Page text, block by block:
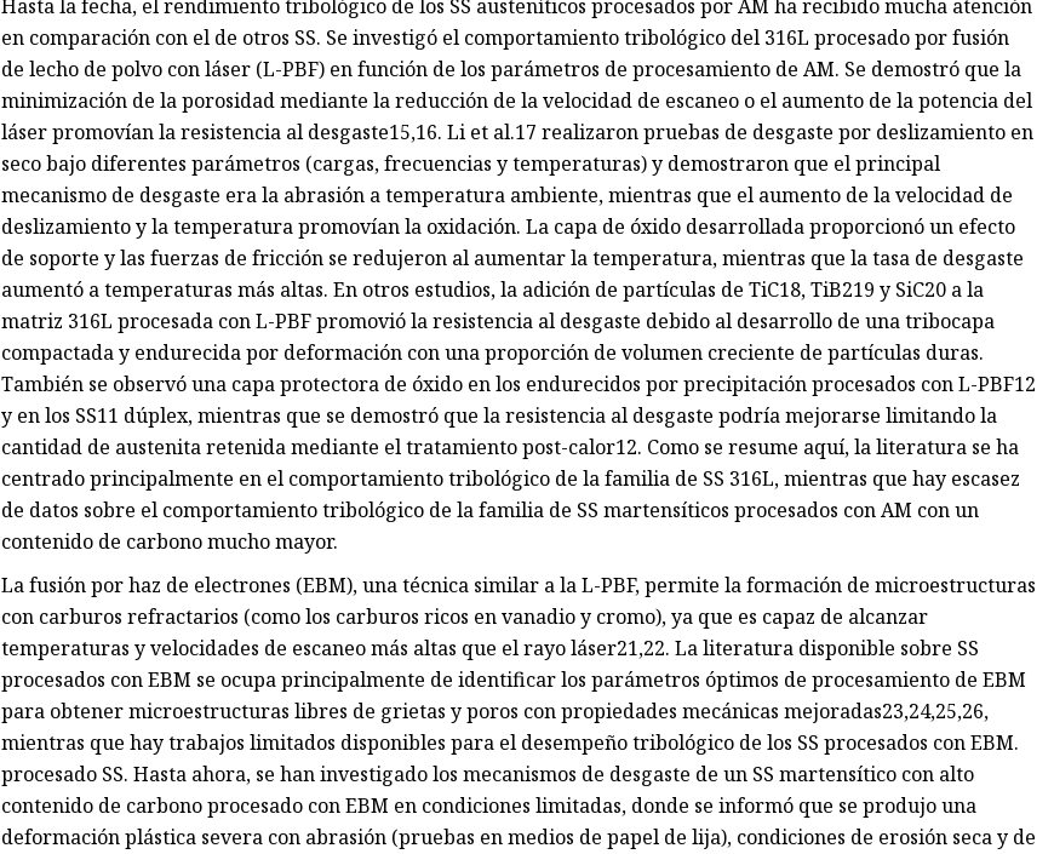
Hasta la fecha, el rendimiento tribológico de los SS austeníticos procesados ​​por AM ha recibido mucha atención
en comparación con el de otros SS. Se investigó el comportamiento tribológico del 316L procesado por fusión
de lecho de polvo con láser (L-PBF) en función de los parámetros de procesamiento de AM. Se demostró que la
minimización de la porosidad mediante la reducción de la velocidad de escaneo o el aumento de la potencia del
láser promovían la resistencia al desgaste15,16. Li et al.17 realizaron pruebas de desgaste por deslizamiento en
seco bajo diferentes parámetros (cargas, frecuencias y temperaturas) y demostraron que el principal
mecanismo de desgaste era la abrasión a temperatura ambiente, mientras que el aumento de la velocidad de
deslizamiento y la temperatura promovían la oxidación. La capa de óxido desarrollada proporcionó un efecto
de soporte y las fuerzas de fricción se redujeron al aumentar la temperatura, mientras que la tasa de desgaste
aumentó a temperaturas más altas. En otros estudios, la adición de partículas de TiC18, TiB219 y SiC20 a la
matriz 316L procesada con L-PBF promovió la resistencia al desgaste debido al desarrollo de una tribocapa
compactada y endurecida por deformación con una proporción de volumen creciente de partículas duras.
También se observó una capa protectora de óxido en los endurecidos por precipitación procesados ​​con L-PBF12
y en los SS11 dúplex, mientras que se demostró que la resistencia al desgaste podría mejorarse limitando la
cantidad de austenita retenida mediante el tratamiento post-calor12. Como se resume aquí, la literatura se ha
centrado principalmente en el comportamiento tribológico de la familia de SS 316L, mientras que hay escasez
de datos sobre el comportamiento tribológico de la familia de SS martensíticos procesados ​​con AM con un
contenido de carbono mucho mayor.
La fusión por haz de electrones (EBM), una técnica similar a la L-PBF, permite la formación de microestructuras
con carburos refractarios (como los carburos ricos en vanadio y cromo), ya que es capaz de alcanzar
temperaturas y velocidades de escaneo más altas que el rayo láser21,22. La literatura disponible sobre SS
procesados ​​con EBM se ocupa principalmente de identificar los parámetros óptimos de procesamiento de EBM
para obtener microestructuras libres de grietas y poros con propiedades mecánicas mejoradas23,24,25,26,
mientras que hay trabajos limitados disponibles para el desempeño tribológico de los SS procesados ​​con EBM.
procesado SS. Hasta ahora, se han investigado los mecanismos de desgaste de un SS martensítico con alto
contenido de carbono procesado con EBM en condiciones limitadas, donde se informó que se produjo una
deformación plástica severa con abrasión (pruebas en medios de papel de lija), condiciones de erosión seca y de